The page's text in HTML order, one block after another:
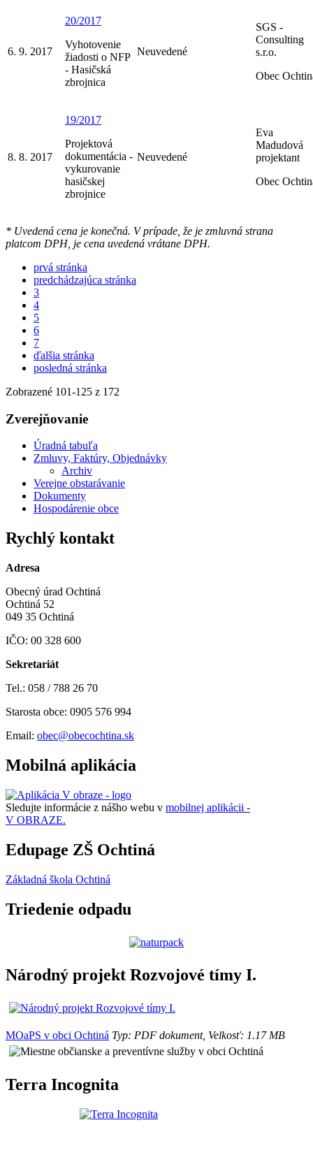
6. 9. 2017
20/2017
Vyhotovenie
žiadosti o NFP
- Hasičská
zbrojnica
Neuvedené
SGS -
Consulting
s.r.o.
Obec
8. 8. 2017
19/2017
Projektová
dokumentácia -
vykurovanie
hasičskej
zbrojnice
Neuvedené
Eva
Madudová
projektant
Obec
* Uvedená cena je konečná. V prípade, že je zmluvná strana
platcom DPH, je cena uvedená vrátane DPH.
prvá stránka
predchádzajúca stránka
3
4
5
6
7
ďalšia stránka
posledná stránka
Zobrazené 101-125 z 172
Zverejňovanie
Úradná tabuľa
Zmluvy, Faktúry, Objednávky
Archiv
Verejne obstarávanie
Dokumenty
Hospodárenie obce
Rychlý kontakt
Adresa
Obecný úrad Ochtiná
Ochtiná 52
049 35 Ochtiná
IČO: 00 328 600
Sekretariát
Tel.: 058 / 788 26 70
Starosta obce: 0905 576 994
Email: obec@obecochtina.sk
Mobilná aplikácia
Sledujte informácie z nášho webu v mobilnej aplikácii -
V OBRAZE.
Edupage ZŠ Ochtiná
Základná škola Ochtiná
Triedenie odpadu
Národný projekt Rozvojové tímy I.
MOaPS v obci Ochtiná Typ: PDF dokument, Velkosť: 1.17 MB
Terra Incognita